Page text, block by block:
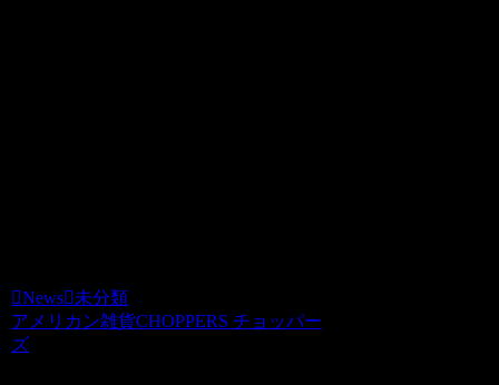
News
未分類
アメリカン雑貨CHOPPERS チョッパー
ズ